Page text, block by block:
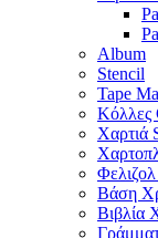
Album
Stencil
Tape
Κόλλες
Χαρτιά
Φελιζολ
Βάση
Βιβλία